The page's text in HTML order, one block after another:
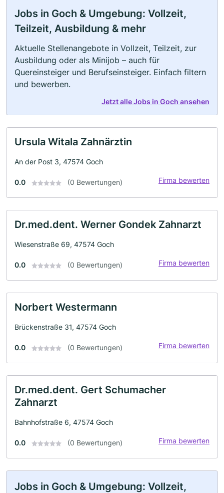
Jobs in Goch & Umgebung: Vollzeit,
Teilzeit, Ausbildung & mehr
Aktuelle Stellenangebote in Vollzeit, Teilzeit, zur
Ausbildung oder als Minijob – auch für
Quereinsteiger und Berufseinsteiger. Einfach filtern
und bewerben.
Jetzt alle Jobs in Goch ansehen
Ursula Witala Zahnärztin
An der Post 3, 47574 Goch
0.0 (0 Bewertungen) Firma bewerten
Dr.med.dent. Werner Gondek Zahnarzt
Wiesenstraße 69, 47574 Goch
0.0 (0 Bewertungen) Firma bewerten
Norbert Westermann
Brückenstraße 31, 47574 Goch
0.0 (0 Bewertungen) Firma bewerten
Dr.med.dent. Gert Schumacher
Zahnarzt
Bahnhofstraße 6, 47574 Goch
0.0 (0 Bewertungen) Firma bewerten
Jobs in Goch & Umgebung: Vollzeit,